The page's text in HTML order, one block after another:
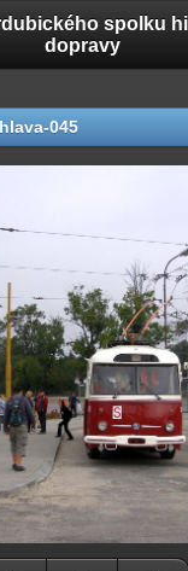
spolku
dopravy
045